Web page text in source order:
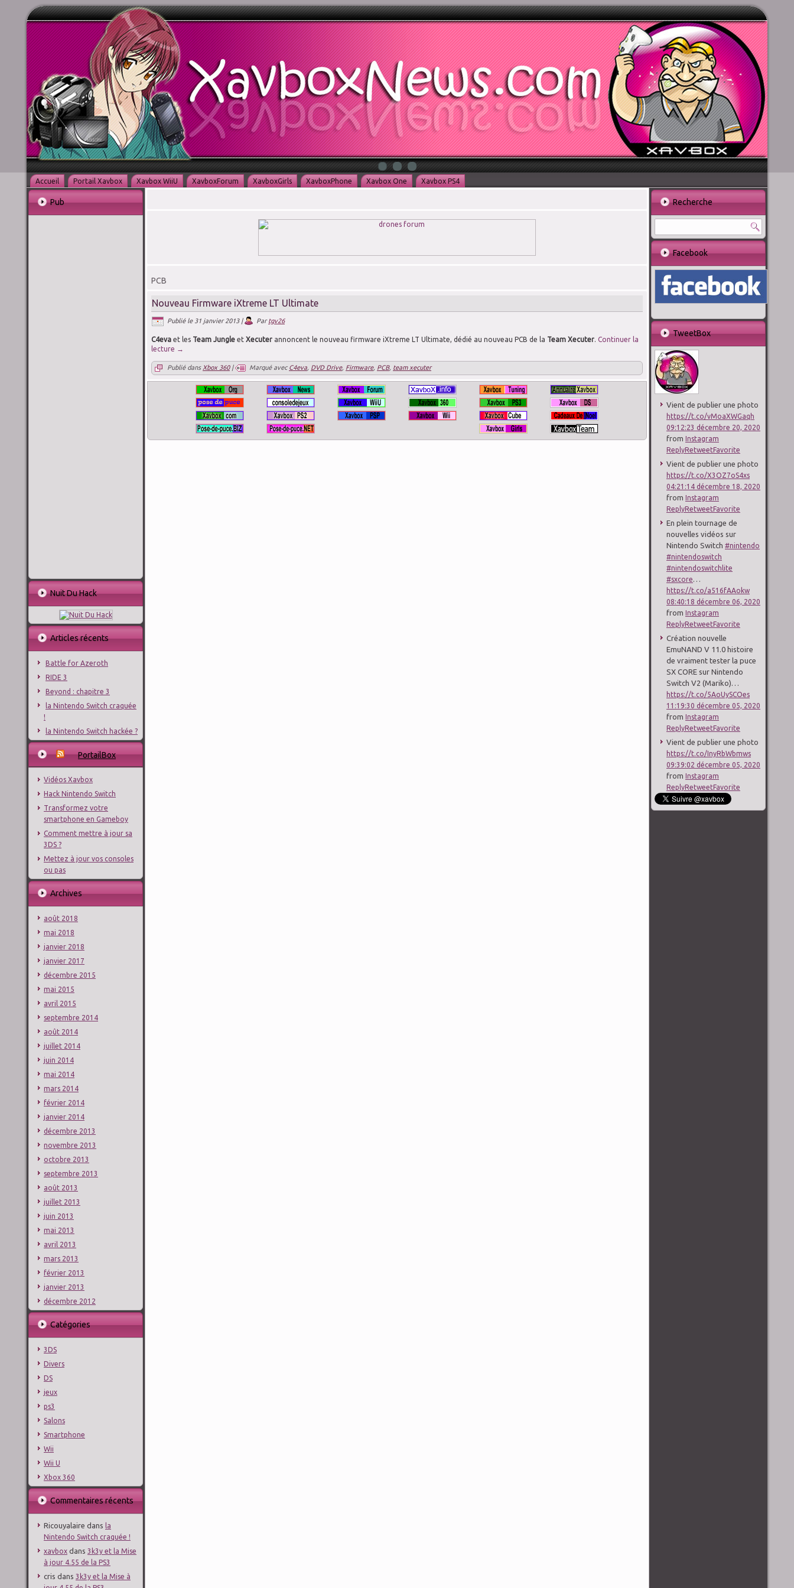
Accueil Portail Xavbox Xavbox WiiU XavboxForum XavboxGirls XavboxPhone Xavbox One Xavbox PS4
Pub
Nuit Du Hack
Articles récents
Battle for Azeroth
RIDE 3
Beyond : chapitre 3
la Nintendo Switch craquée
!
la Nintendo Switch hackée ?
PortailBox
Vidéos Xavbox
Hack Nintendo Switch
Transformez votre
smartphone en Gameboy
Comment mettre à jour sa
3DS ?
Mettez à jour vos consoles
ou pas
Archives
août 2018
mai 2018
janvier 2018
janvier 2017
décembre 2015
mai 2015
avril 2015
septembre 2014
août 2014
juillet 2014
juin 2014
mai 2014
mars 2014
février 2014
janvier 2014
décembre 2013
novembre 2013
octobre 2013
septembre 2013
août 2013
juillet 2013
juin 2013
mai 2013
avril 2013
mars 2013
février 2013
janvier 2013
décembre 2012
Catégories
3DS
Divers
DS
jeux
ps3
Salons
Smartphone
Wii
Wii U
Xbox 360
Commentaires récents
Ricouyalaire dans la
Nintendo Switch craquée !
xavbox dans 3k3y et la Mise
à jour 4.55 de la PS3
cris dans 3k3y et la Mise à
PCB
Nouveau Firmware iXtreme LT Ultimate
Publié le 31 janvier 2013| Par tgv26
C4eva et les Team Jungle et Xecuter annoncent le nouveau firmware iXtreme LT Ultimate, dédié au nouveau PCB de la Team Xecuter. Continuer la
lecture →
Publié dans Xbox 360| Marqué avec C4eva, DVD Drive, Firmware, PCB, team xecuter
Recherche
Facebook
TweetBox
Vient de publier une photo
https://t.co/vMoaXWGaqh
09:12:23 décembre 20, 2020
from Instagram
ReplyRetweetFavorite
Vient de publier une photo
https://t.co/X3OZ7oS4xs
04:21:14 décembre 18, 2020
from Instagram
ReplyRetweetFavorite
En plein tournage de
nouvelles vidéos sur
Nintendo Switch #nintendo
#nintendoswitch
#nintendoswitchlite
#sxcore
https://t.co/a516fAAokw
08:40:18 décembre 06, 2020
from Instagram
ReplyRetweetFavorite
Création nouvelle
EmuNAND V 11.0 histoire
de vraiment tester la puce
SX CORE sur Nintendo
Switch V2 (Mariko)…
https://t.co/5AoUySCOes
11:19:30 décembre 05, 2020
from Instagram
ReplyRetweetFavorite
Vient de publier une photo
https://t.co/InyRbWbmws
09:39:02 décembre 05, 2020
from Instagram
ReplyRetweetFavorite